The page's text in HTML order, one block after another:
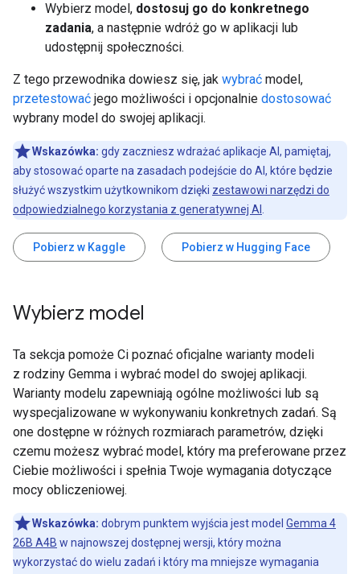
Wybierz model, dostosuj go do konkretnego
zadania, a następnie wdróż go w aplikacji lub
udostępnij społeczności.
Z tego przewodnika dowiesz się, jak wybrać model,
przetestować jego możliwości i opcjonalnie dostosować
wybrany model do swojej aplikacji.
Wskazówka: gdy zaczniesz wdrażać aplikacje AI, pamiętaj,
aby stosować oparte na zasadach podejście do AI, które będzie
służyć wszystkim użytkownikom dzięki zestawowi narzędzi do
odpowiedzialnego korzystania z generatywnej AI
Pobierz w Kaggle Pobierz w Hugging Face
Wybierz model
Ta sekcja pomoże Ci poznać oficjalne warianty modeli
z rodziny Gemma i wybrać model do swojej aplikacji.
Warianty modelu zapewniają ogólne możliwości lub są
wyspecjalizowane w wykonywaniu konkretnych zadań. Są
one dostępne w różnych rozmiarach parametrów, dzięki
czemu możesz wybrać model, który ma preferowane przez
Ciebie możliwości i spełnia Twoje wymagania dotyczące
mocy obliczeniowej.
Wskazówka: dobrym punktem wyjścia jest model Gemma 4
26B A4B w najnowszej dostępnej wersji, który można
wykorzystać do wielu zadań i który ma mniejsze wymagania